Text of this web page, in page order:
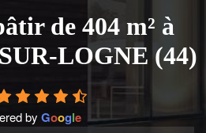
de 404 m² à
LOGNE (44)
by Google